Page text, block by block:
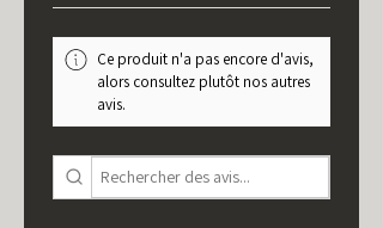
Ce produit n'a pas encore d'avis,
alors consultez plutôt nos autres
avis.